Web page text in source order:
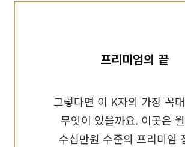
프리미엄의 끝
그렇다면 이 K자의 가장 꼭
무엇이 있을까요. 이곳은
수십만원 수준의 프리미엄